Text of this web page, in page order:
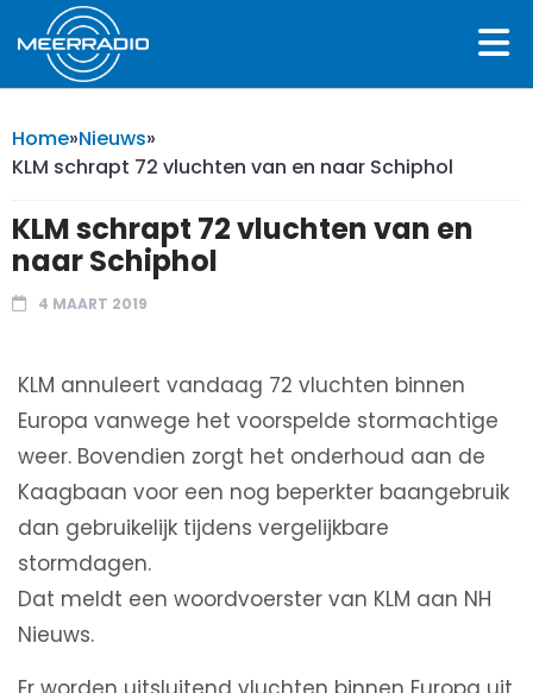
Home»Nieuws»
KLM schrapt 72 vluchten van en naar Schiphol
KLM schrapt 72 vluchten van en
naar Schiphol
4 MAART 2019
KLM annuleert vandaag 72 vluchten binnen
Europa vanwege het voorspelde stormachtige
weer. Bovendien zorgt het onderhoud aan de
Kaagbaan voor een nog beperkter baangebruik
dan gebruikelijk tijdens vergelijkbare
stormdagen.
Dat meldt een woordvoerster van KLM aan NH
Nieuws.